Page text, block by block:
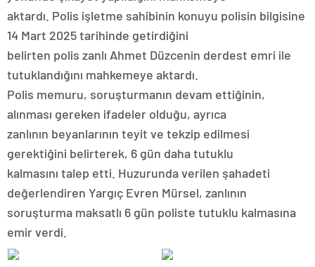
aktardı. Polis işletme sahibinin konuyu polisin bilgisine
14 Mart 2025 tarihinde getirdiğini
belirten polis zanlı Ahmet Düzcenin derdest emri ile
tutuklandığını mahkemeye aktardı.
Polis memuru, soruşturmanın devam ettiğinin,
alınması gereken ifadeler olduğu, ayrıca
zanlının beyanlarının teyit ve tekzip edilmesi
gerektiğini belirterek, 6 gün daha tutuklu
kalmasını talep etti. Huzurunda verilen şahadeti
değerlendiren Yargıç Evren Mürsel, zanlının
soruşturma maksatlı 6 gün poliste tutuklu kalmasına
emir verdi.